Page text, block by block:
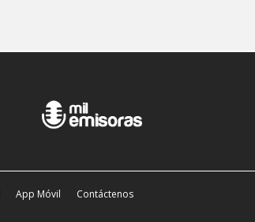
App Móvil Contáctenos